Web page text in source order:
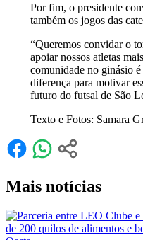
Por fim, o presidente
também os jogos das
“Queremos convidar o
apoiar nossos atletas
comunidade no ginásio
diferença para motivar
futuro do futsal de São
Texto e Fotos: Samara
Mais notícias